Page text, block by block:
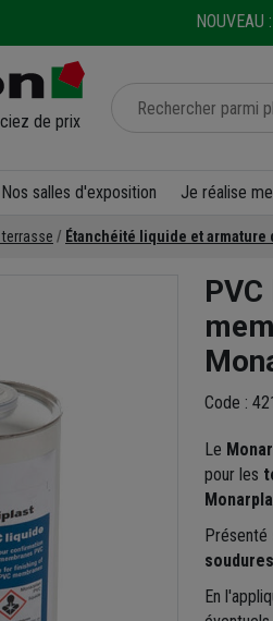
NOUVEAU :
de prix
Nos salles d'exposition Je réalise
Étanchéité liquide et armature
Code :
Le
pour les
Présenté
En